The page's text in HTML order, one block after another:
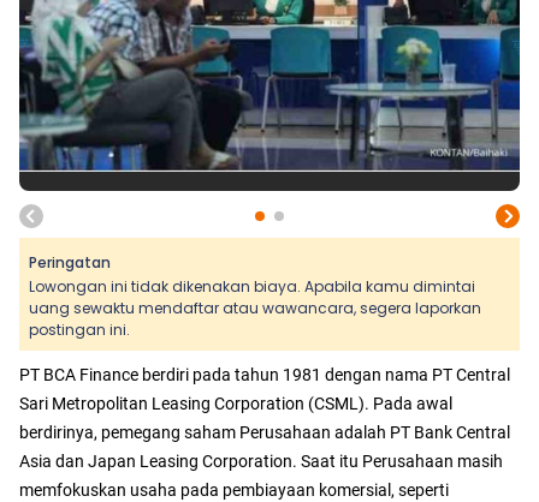
Peringatan
Lowongan ini tidak dikenakan biaya. Apabila kamu dimintai
uang sewaktu mendaftar atau wawancara, segera laporkan
postingan ini.
PT BCA Finance berdiri pada tahun 1981 dengan nama PT Central
Sari Metropolitan Leasing Corporation (CSML). Pada awal
berdirinya, pemegang saham Perusahaan adalah PT Bank Central
Asia dan Japan Leasing Corporation. Saat itu Perusahaan masih
memfokuskan usaha pada pembiayaan komersial, seperti